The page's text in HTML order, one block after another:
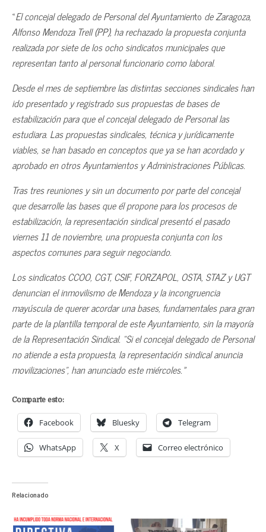
«El concejal delegado de Personal del Ayuntamiento de Zaragoza,
Alfonso Mendoza Trell (PP), ha rechazado la propuesta conjunta
realizada por siete de los ocho sindicatos municipales que
representan tanto al personal funcionario como laboral.
Desde el mes de septiembre las distintas secciones sindicales han
ido presentado y registrado sus propuestas de bases de
estabilización para que el concejal delegado de Personal las
estudiara. Las propuestas sindicales, técnica y jurídicamente
viables, se han basado en conceptos que ya se han acordado y
aprobado en otros Ayuntamientos y Administraciones Públicas.
Tras tres reuniones y sin un documento por parte del concejal
que desarrolle las bases que él propone para los procesos de
estabilización, la representación sindical presentó el pasado
viernes 11 de noviembre, una propuesta conjunta con los
aspectos comunes para seguir negociando.
Los sindicatos CCOO, CGT, CSIF, FORZAPOL, OSTA, STAZ y UGT
denuncian el inmovilismo de Mendoza y la incongruencia
mayúscula de querer acordar una bases, fundamentales para gran
parte de la plantilla temporal de este Ayuntamiento, sin la mayoría
de la Representación Sindical. “Si el concejal delegado de Personal
no atiende a esta propuesta, la representación sindical anuncia
movilizaciones”, han anunciado este miércoles.»
Comparte esto:
Facebook Bluesky Telegram
WhatsApp X Correo electrónico
Relacionado